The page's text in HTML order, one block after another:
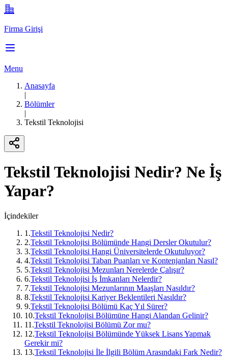
Firma Girişi
Menu
Anasayfa
|
Bölümler
|
Tekstil Teknolojisi
Tekstil Teknolojisi Nedir? Ne İş
Yapar?
İçindekiler
1 .Tekstil Teknolojisi Nedir?
2.Tekstil Teknolojisi Bölümünde Hangi Dersler Okutulur?
3.Tekstil Teknolojisi Hangi Üniversitelerde Okutuluyor?
4.Tekstil Teknolojisi Taban Puanları ve Kontenjanları Nasıl?
5.Tekstil Teknolojisi Mezunları Nerelerde Çalışır?
6.Tekstil Teknolojisi İş İmkanları Nelerdir?
7.Tekstil Teknolojisi Mezunlarının Maaşları Nasıldır?
8.Tekstil Teknolojisi Kariyer Beklentileri Nasıldır?
9.Tekstil Teknolojisi Bölümü Kaç Yıl Sürer?
10.Tekstil Teknolojisi Bölümüne Hangi Alandan Gelinir?
11 .Tekstil Teknolojisi Bölümü Zor mu?
12.Tekstil Teknolojisi Bölümünde Yüksek Lisans Yapmak
Gerekir mi?
13.Tekstil Teknolojisi İle İlgili Bölüm Arasındaki Fark Nedir?